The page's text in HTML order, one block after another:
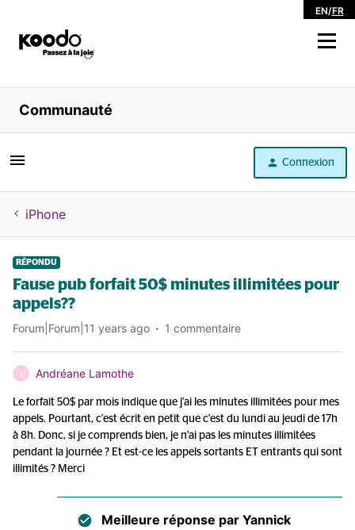
EN/FR
Magasiner
Libre service
Aide
Communauté
Connexion
iPhone
RÉPONDU
Fause pub forfait 50$ minutes illimitées pour
appels??
Forum|Forum|11 years ago 1 commentaire
A Andréane Lamothe
Le forfait 50$ par mois indique que j'ai les minutes illimitées pour mes
appels. Pourtant, c'est écrit en petit que c'est du lundi au jeudi de 17h
à 8h. Donc, si je comprends bien, je n'ai pas les minutes illimitées
pendant la journée ? Et est-ce les appels sortants ET entrants qui sont
illimités ? Merci
Meilleure réponse par Yannick